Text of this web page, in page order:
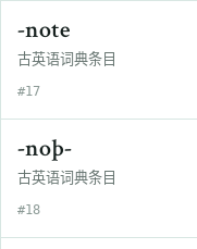
-note
古英语词典条目
#17
-noþ-
古英语词典条目
#18